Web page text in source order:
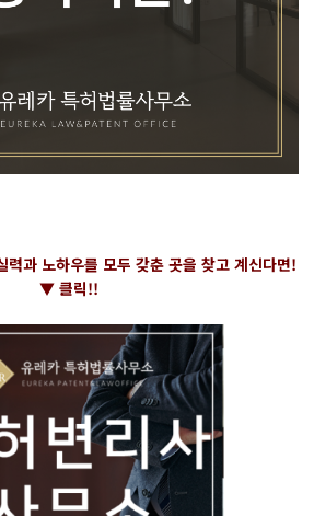
과 노하우를 모두 갖춘 곳을 찾고 계신다면!
▼ 클릭!!